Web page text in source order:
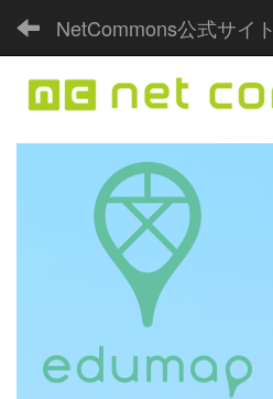
NetCommons公式サイト